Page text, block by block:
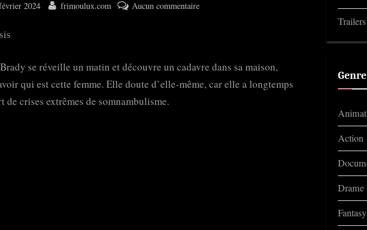
2024 By
frimoulux.com Aucun commentairesur
the
se réveille un matin et découvre un cadavre dans sa maison,
qui est cette femme. Elle doute d’elle-même, car elle a longtemps
de crises extrêmes de somnambulisme.
Trailers
Genre
Action
Drame
Fantasy